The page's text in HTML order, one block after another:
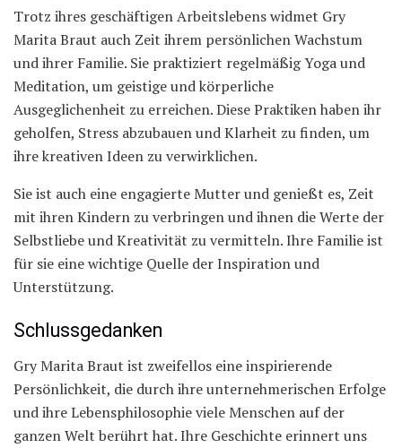
Trotz ihres geschäftigen Arbeitslebens widmet Gry
Marita Braut auch Zeit ihrem persönlichen Wachstum
und ihrer Familie. Sie praktiziert regelmäßig Yoga und
Meditation, um geistige und körperliche
Ausgeglichenheit zu erreichen. Diese Praktiken haben ihr
geholfen, Stress abzubauen und Klarheit zu finden, um
ihre kreativen Ideen zu verwirklichen.
Sie ist auch eine engagierte Mutter und genießt es, Zeit
mit ihren Kindern zu verbringen und ihnen die Werte der
Selbstliebe und Kreativität zu vermitteln. Ihre Familie ist
für sie eine wichtige Quelle der Inspiration und
Unterstützung.
Schlussgedanken
Gry Marita Braut ist zweifellos eine inspirierende
Persönlichkeit, die durch ihre unternehmerischen Erfolge
und ihre Lebensphilosophie viele Menschen auf der
ganzen Welt berührt hat. Ihre Geschichte erinnert uns